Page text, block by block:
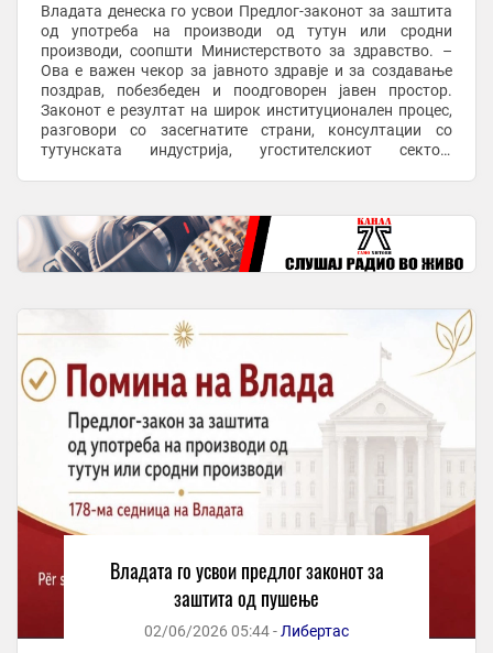
Владата денеска го усвои Предлог-законот за заштита
од употреба на производи од тутун или сродни
производи, соопшти Министерството за здравство. –
Ова е важен чекор за јавното здравје и за создавање
поздрав, побезбеден и поодговорен јавен простор.
Законот е резултат на широк институционален процес,
разговори со засегнатите страни, консултации со
тутунската индустрија, угостителскиот сектор,
Владата го усвои предлог законот за
заштита од пушење
02/06/2026 05:44 - Либертас